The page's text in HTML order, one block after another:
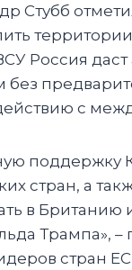
Россия
без
с
поддержку
стран, а
в Британию
Трампа»,
стран